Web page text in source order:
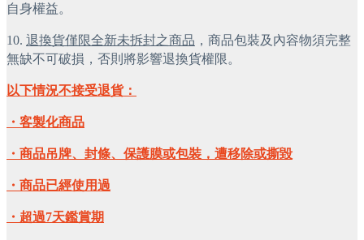
自身權益。
10. 退換貨僅限全新未拆封之商品 ，商品包裝及內容物須完整
無缺不可破損，否則將影響退換貨權限。
以下情況不接受退貨：
・客製化商品
・商品吊牌、封條、保護膜或包裝，遭移除或撕毀
・商品已經使用過
・超過7天鑑賞期